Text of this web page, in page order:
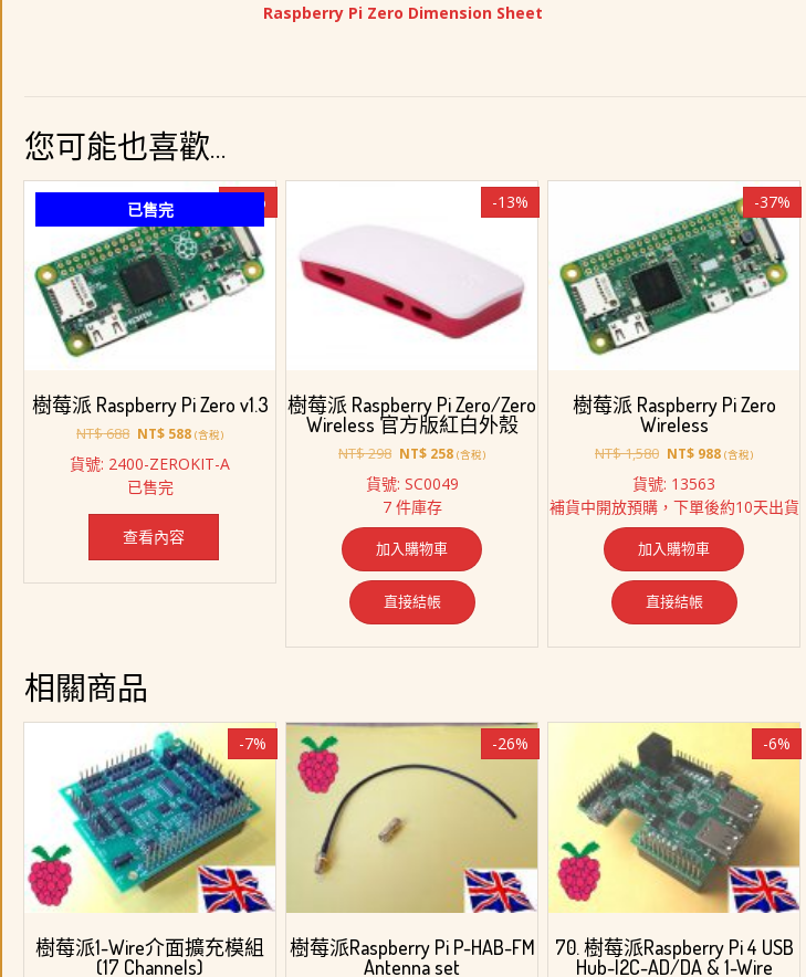
Raspberry Pi Zero Dimension Sheet
您可能也喜歡…
已售完 -15%
樹莓派 Raspberry Pi Zero v1.3
NT$688 原
價
格：
NT$ 688。
NT$ 588目
價
NT$ 588。
(含稅)
貨號: 2400-ZEROKIT-A
已售完
查看內容
-13%
樹莓派 Raspberry Pi Zero/Zero
Wireless 官方版紅白外殼
NT$298 原
價
格：
NT$ 298。
NT$ 258目
價
NT$ 258。
(含稅)
貨號: SC0049
7 件庫存
加入購物車
直接結帳
-37%
樹莓派 Raspberry Pi Zero
Wireless
NT$1,580 原
價
格：
NT$ 1,580。
NT$ 988目
格：
NT$ 988。
(含稅)
貨號: 13563
補貨中開放預購，下單後約10天出貨
加入購物車
直接結帳
相關商品
-7%
樹莓派1-Wire介面擴充模組
(17 Channels)
-26%
樹莓派Raspberry Pi P-HAB-FM
Antenna set
-6%
70. 樹莓派Raspberry Pi 4 USB
Hub-I2C-AD/DA & 1-Wire